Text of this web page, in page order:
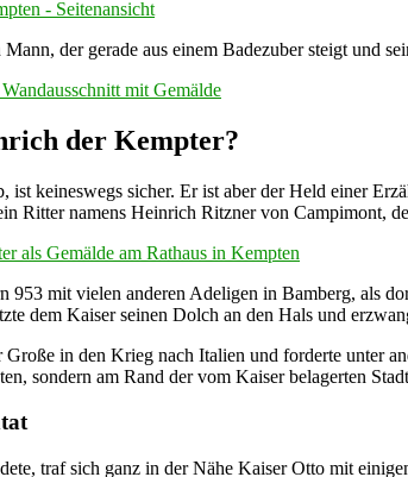
der gerade aus einem Badezuber steigt und
der Kempter?
ist keineswegs sicher. Er ist aber der Held einer
Ritter namens Heinrich Ritzner von Campimont,
953 mit vielen anderen Adeligen in Bamberg, als
dem Kaiser seinen Dolch an den Hals und
Große in den Krieg nach Italien und forderte unter
sondern am Rand der vom Kaiser belagerten
traf sich ganz in der Nähe Kaiser Otto mit